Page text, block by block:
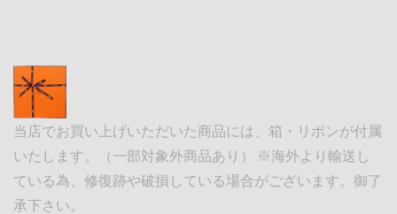
当店でお買い上げいただいた商品には、箱・リボンが付属
いたします。（一部対象外商品あり） ※海外より輸送し
ている為、修復跡や破損している場合がございます。御了
承下さい。